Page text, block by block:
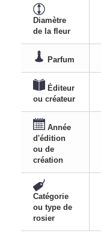
Diamètre
de la fleur
Parfum
Éditeur
ou créateur
Année
d'édition
ou de
création
Catégorie
ou type de
rosier